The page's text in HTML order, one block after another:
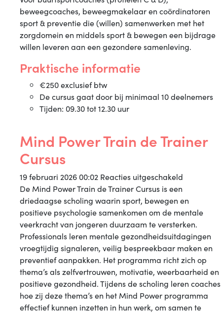
beweegcoaches, beweegmakelaar en coördinatoren
sport & preventie die (willen) samenwerken met het
zorgdomein en middels sport & bewegen een bijdrage
willen leveren aan een gezondere samenleving.
Praktische informatie
€250 exclusief btw
De cursus gaat door bij minimaal 10 deelnemers
Tijden: 09.30 tot 12.30 uur
Mind Power Train de Trainer
Cursus
19 februari 2026 00:02 Reacties uitgeschakeld
Power
Train
de
Trainer
Cursus
De Mind Power Train de Trainer Cursus is een
driedaagse scholing waarin sport, bewegen en
positieve psychologie samenkomen om de mentale
veerkracht van jongeren duurzaam te versterken.
Professionals leren mentale gezondheidsuitdagingen
vroegtijdig signaleren, veilig bespreekbaar maken en
preventief aanpakken. Het programma richt zich op
thema’s als zelfvertrouwen, motivatie, weerbaarheid en
positieve gezondheid. Tijdens de scholing leren coaches
hoe zij deze thema’s en het Mind Power programma
effectief kunnen inzetten in hun werk, om samen te